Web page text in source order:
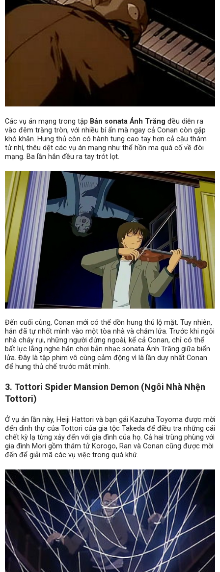
Các vụ án mạng trong tập Bản sonata Ánh Trăng đều diễn ra
vào đêm trăng tròn, với nhiều bí ẩn mà ngay cả Conan còn gặp
khó khăn. Hung thủ còn có hành tung cao tay hơn cả cậu thám
tử nhí, thêu dệt các vụ án mạng như thể hồn ma quá cố về đòi
mạng. Ba lần hắn đều ra tay trót lọt.
Đến cuối cùng, Conan mới có thể dồn hung thủ lộ mặt. Tuy nhiên,
hắn đã tự nhốt mình vào một tòa nhà và chăm lửa. Trước khi ngôi
nhà cháy rụi, những người đứng ngoài, kể cả Conan, chỉ có thể
bất lực lắng nghe hắn chơi bản nhạc sonata Ánh Trăng giữa biển
lửa. Đây là tập phim vô cùng cảm động vì là lần duy nhất Conan
để hung thủ chế trước mắt mình.
3. Tottori Spider Mansion Demon (Ngôi Nhà Nhện
Tottori)
Ở vụ án lần này, Heiji Hattori và bạn gái Kazuha Toyoma được mời
đến dinh thự của Tottori của gia tộc Takeda để điều tra những cái
chết kỳ lạ từng xảy đến với gia đình của họ. Cả hai trùng phùng với
gia đình Mori gồm thám tử Korogo, Ran và Conan cũng được mời
đến để giải mã các vụ việc trong quá khứ.